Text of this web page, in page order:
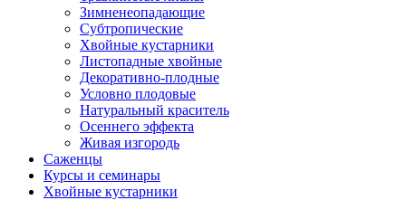
Зимненеопадающие
Субтропические
Хвойные кустарники
Листопадные хвойные
Декоративно-плодные
Условно плодовые
Натуральный краситель
Осеннего эффекта
Живая изгородь
Саженцы
Курсы и семинары
Хвойные кустарники